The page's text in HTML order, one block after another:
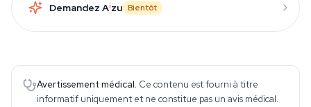
Demandez Aizu Bientôt
Avertissement médical. Ce contenu est fourni à titre
informatif uniquement et ne constitue pas un avis médical.